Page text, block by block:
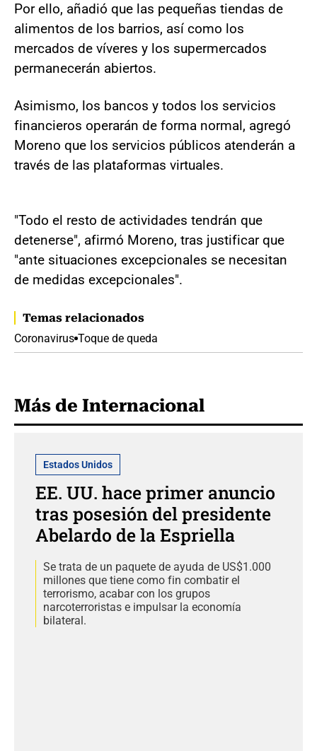
Por ello, añadió que las pequeñas tiendas de
alimentos de los barrios, así como los
mercados de víveres y los supermercados
permanecerán abiertos.
Asimismo, los bancos y todos los servicios
financieros operarán de forma normal, agregó
Moreno que los servicios públicos atenderán a
través de las plataformas virtuales.
"Todo el resto de actividades tendrán que
detenerse", afirmó Moreno, tras justificar que
"ante situaciones excepcionales se necesitan
de medidas excepcionales".
Temas relacionados
Coronavirus Toque de queda
Más de Internacional
Estados Unidos
EE. UU. hace primer anuncio
tras posesión del presidente
Abelardo de la Espriella
Se trata de un paquete de ayuda de US$1.000
millones que tiene como fin combatir el
terrorismo, acabar con los grupos
narcoterroristas e impulsar la economía
bilateral.